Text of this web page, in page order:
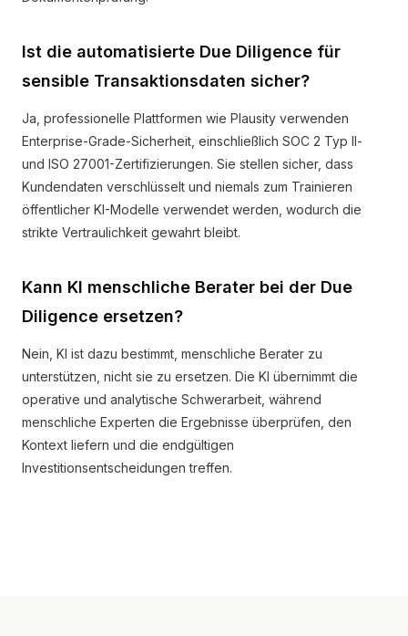
Ist die automatisierte Due Diligence für
sensible Transaktionsdaten sicher?
Ja, professionelle Plattformen wie Plausity verwenden
Enterprise-Grade-Sicherheit, einschließlich SOC 2 Typ II-
und ISO 27001-Zertifizierungen. Sie stellen sicher, dass
Kundendaten verschlüsselt und niemals zum Trainieren
öffentlicher KI-Modelle verwendet werden, wodurch die
strikte Vertraulichkeit gewahrt bleibt.
Kann KI menschliche Berater bei der Due
Diligence ersetzen?
Nein, KI ist dazu bestimmt, menschliche Berater zu
unterstützen, nicht sie zu ersetzen. Die KI übernimmt die
operative und analytische Schwerarbeit, während
menschliche Experten die Ergebnisse überprüfen, den
Kontext liefern und die endgültigen
Investitionsentscheidungen treffen.